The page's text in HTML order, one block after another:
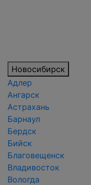
Новосибирск
Адлер
Ангарск
Астрахань
Барнаул
Бердск
Бийск
Благовещенск
Владивосток
Вологда